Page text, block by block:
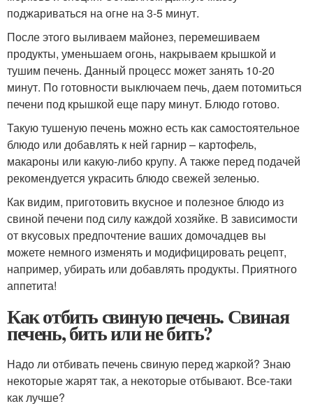
поджариваться на огне на 3-5 минут.
После этого выливаем майонез, перемешиваем
продукты, уменьшаем огонь, накрываем крышкой и
тушим печень. Данный процесс может занять 10-20
минут. По готовности выключаем печь, даем потомиться
печени под крышкой еще пару минут. Блюдо готово.
Такую тушеную печень можно есть как самостоятельное
блюдо или добавлять к ней гарнир – картофель,
макароны или какую-либо крупу. А также перед подачей
рекомендуется украсить блюдо свежей зеленью.
Как видим, приготовить вкусное и полезное блюдо из
свиной печени под силу каждой хозяйке. В зависимости
от вкусовых предпочтение ваших домочадцев вы
можете немного изменять и модифицировать рецепт,
например, убирать или добавлять продукты. Приятного
аппетита!
Как отбить свиную печень. Свиная
печень, бить или не бить?
Надо ли отбивать печень свиную перед жаркой? Знаю
некоторые жарят так, а некоторые отбывают. Все-таки
как лучше?